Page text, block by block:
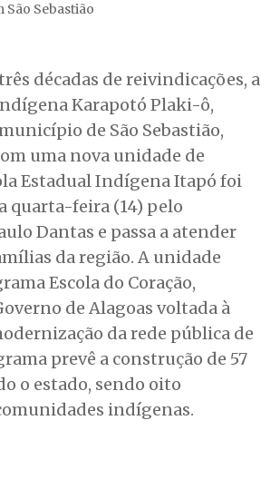
São Sebastião
décadas de reivindicações, a
Karapotó Plaki-ô,
de São Sebastião,
uma nova unidade de
Estadual Indígena Itapó foi
quarta-feira (14) pelo
Dantas e passa a atender
da região. A unidade
Escola do Coração,
de Alagoas voltada à
da rede pública de
prevê a construção de 57
o estado, sendo oito
indígenas.